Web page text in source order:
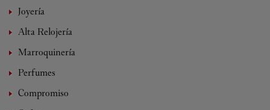
Joyería
Alta Relojería
Marroquinería
Perfumes
Compromiso